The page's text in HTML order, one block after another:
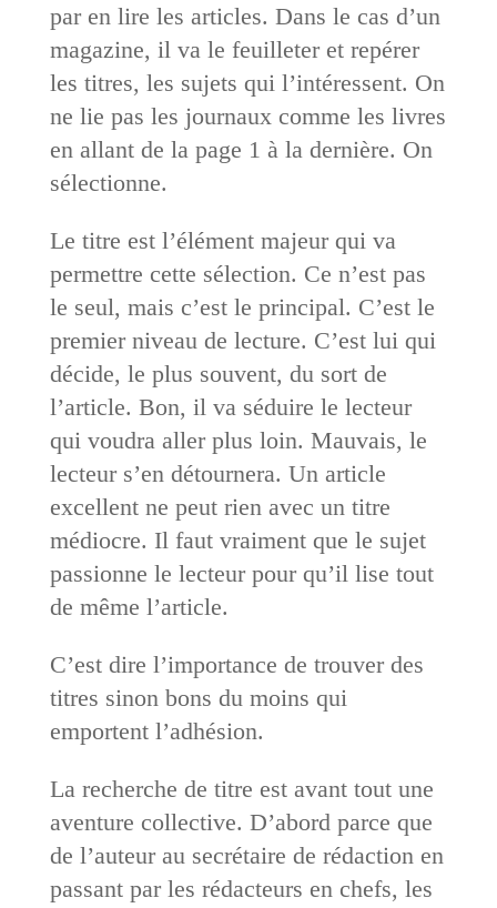
par en lire les articles. Dans le cas d’un
magazine, il va le feuilleter et repérer
les titres, les sujets qui l’intéressent. On
ne lie pas les journaux comme les livres
en allant de la page 1 à la dernière. On
sélectionne.
Le titre est l’élément majeur qui va
permettre cette sélection. Ce n’est pas
le seul, mais c’est le principal. C’est le
premier niveau de lecture. C’est lui qui
décide, le plus souvent, du sort de
l’article. Bon, il va séduire le lecteur
qui voudra aller plus loin. Mauvais, le
lecteur s’en détournera. Un article
excellent ne peut rien avec un titre
médiocre. Il faut vraiment que le sujet
passionne le lecteur pour qu’il lise tout
de même l’article.
C’est dire l’importance de trouver des
titres sinon bons du moins qui
emportent l’adhésion.
La recherche de titre est avant tout une
aventure collective. D’abord parce que
de l’auteur au secrétaire de rédaction en
passant par les rédacteurs en chefs, les